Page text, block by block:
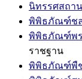
นิทรรศสถาน
พิพิธภัณฑ์ช
พิพิธภัณฑ์พร
ราชฐาน
พิพิธภัณฑ์พื